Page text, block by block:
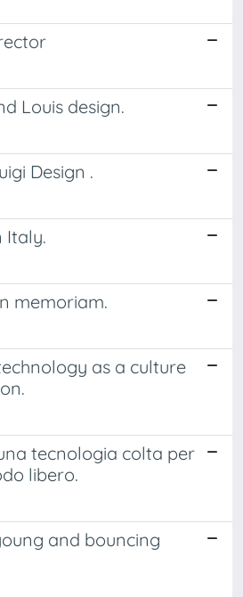
Louis design.
Design .
Italy.
memoriam.
as a culture
tecnologia colta per
libero.
and bouncing